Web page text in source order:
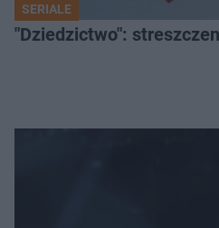
SERIALE
"Dziedzictwo":